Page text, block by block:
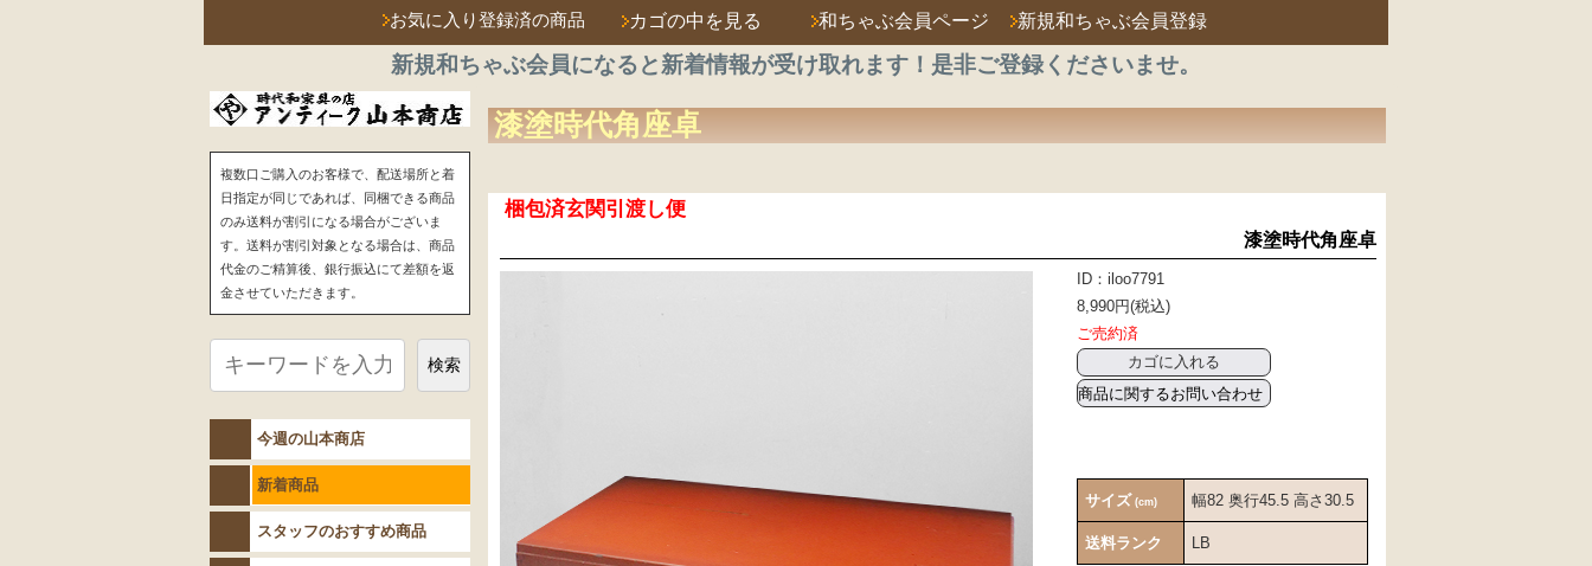
お気に入り登録済の商品 カゴの中を見る 和ちゃぶ会員ページ 新規和ちゃぶ会員登録
新規和ちゃぶ会員になると新着情報が受け取れます！是非ご登録くださいませ。
漆塗時代角座卓
漆塗時代角座卓
ID：iloo7791
8,990円(税込)
ご売約済
商品に関するお問い合わせ
梱包済玄関引渡し便
サイズ (cm) 幅82 奥行45.5 高さ30.5
送料ランク LB
複数口ご購入のお客様で、配送場所と着
日指定が同じであれば、同梱できる商品
のみ送料が割引になる場合がございま
す。送料が割引対象となる場合は、商品
代金のご精算後、銀行振込にて差額を返
金させていただきます。
検索
今週の山本商店
新着商品
スタッフのおすすめ商品